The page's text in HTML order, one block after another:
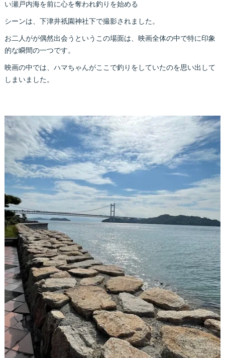
い瀬戸内海を前に心を奪われ釣りを始める
シーンは、下津井祇園神社下で撮影されました。
お二人がが偶然出会うというこの場面は、映画全体の中で特に印象
的な瞬間の一つです。
映画の中では、ハマちゃんがここで釣りをしていたのを思い出して
しまいました。